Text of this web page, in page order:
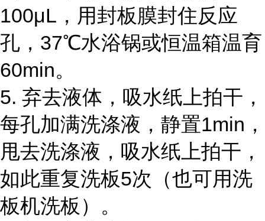
100μL，用封板膜封住反应
孔，37℃水浴锅或恒温箱温育
60min。
5. 弃去液体，吸水纸上拍干，
每孔加满洗涤液，静置1min，
甩去洗涤液，吸水纸上拍干，
如此重复洗板5次（也可用洗
板机洗板）。